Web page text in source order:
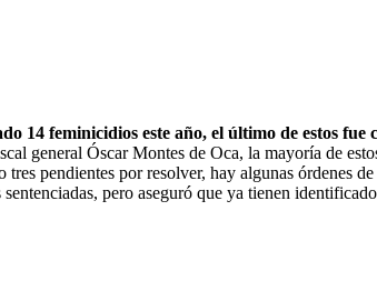
feminicidios este año, el último de estos
general Óscar Montes de Oca, la mayoría de
pendientes por resolver, hay algunas órdenes
pero aseguró que ya tienen